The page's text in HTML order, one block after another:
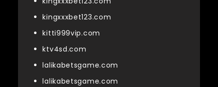
kingxxxbet123.com
kitti999vip.com
ktv4sd.com
lalikabetsgame.com
lalikabetsgame.com